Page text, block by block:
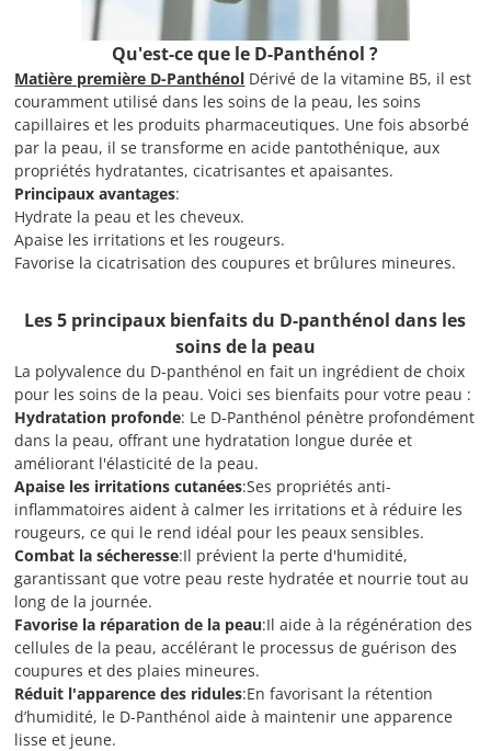
Qu'est-ce que le D-Panthénol ?
Matière première D-Panthénol Dérivé de la vitamine B5, il est
couramment utilisé dans les soins de la peau, les soins
capillaires et les produits pharmaceutiques. Une fois absorbé
par la peau, il se transforme en acide pantothénique, aux
propriétés hydratantes, cicatrisantes et apaisantes.
Principaux avantages:
Hydrate la peau et les cheveux.
Apaise les irritations et les rougeurs.
Favorise la cicatrisation des coupures et brûlures mineures.
Les 5 principaux bienfaits du D-panthénol dans les
soins de la peau
La polyvalence du D-panthénol en fait un ingrédient de choix
pour les soins de la peau. Voici ses bienfaits pour votre peau :
Hydratation profonde: Le D-Panthénol pénètre profondément
dans la peau, offrant une hydratation longue durée et
améliorant l'élasticité de la peau.
Apaise les irritations cutanées:Ses propriétés anti-
inflammatoires aident à calmer les irritations et à réduire les
rougeurs, ce qui le rend idéal pour les peaux sensibles.
Combat la sécheresse:Il prévient la perte d'humidité,
garantissant que votre peau reste hydratée et nourrie tout au
long de la journée.
Favorise la réparation de la peau:Il aide à la régénération des
cellules de la peau, accélérant le processus de guérison des
coupures et des plaies mineures.
Réduit l'apparence des ridules:En favorisant la rétention
d’humidité, le D-Panthénol aide à maintenir une apparence
lisse et jeune.